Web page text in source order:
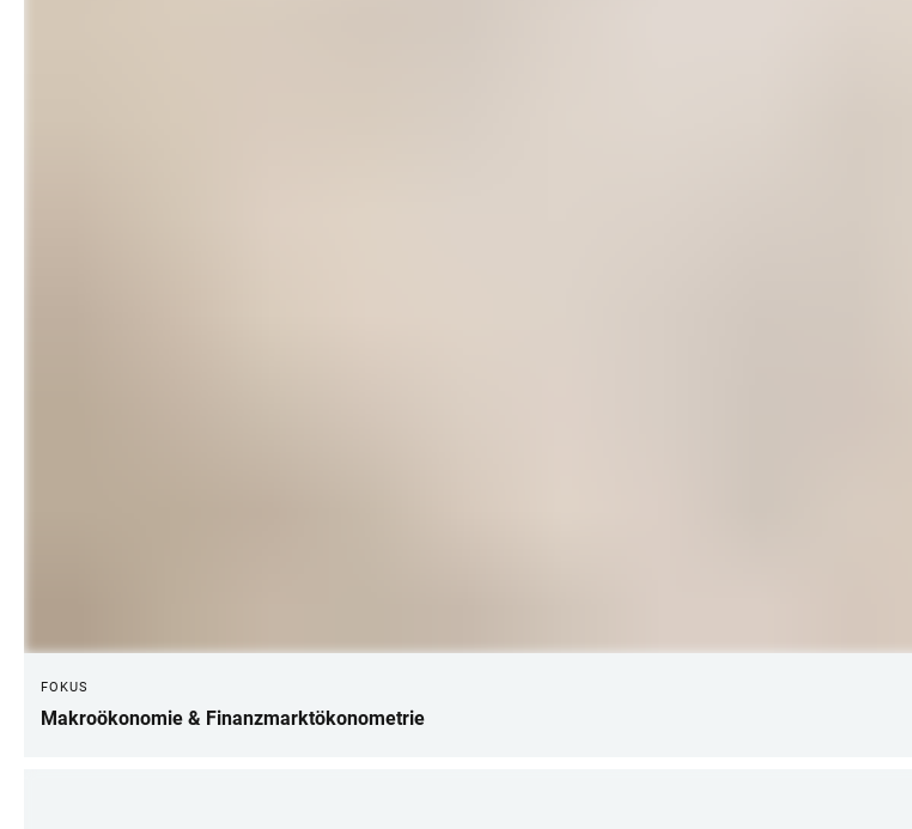
FOKUS
Makroökonomie & Finanzmarktökonometrie